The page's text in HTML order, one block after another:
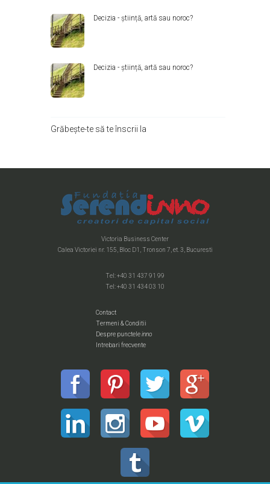
Decizia - știință, artă sau noroc?
Decizia - știință, artă sau noroc?
Grăbește-te să te înscrii la
Victoria Business Center
Calea Victoriei nr. 155, Bloc D1, Tronson 7, et. 3, Bucuresti
Tel: +40 31 437 91 99
Tel: +40 31 434 03 10
Contact
Termeni & Conditii
Despre puncteleinno
Intrebari frecvente